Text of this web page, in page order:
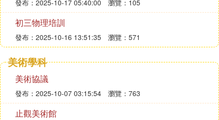
發布：2025-10-17 05:40:00 瀏覽：105
初三物理培訓
發布：2025-10-16 13:51:35 瀏覽：571
美術學科
美術協議
發布：2025-10-07 03:15:54 瀏覽：763
止觀美術館